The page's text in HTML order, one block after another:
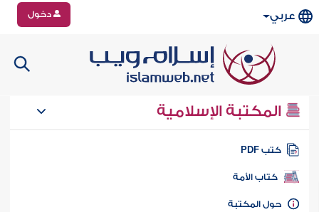
عربي دخول
المكتبة الإسلامية
كتب PDF
كتاب الأمة